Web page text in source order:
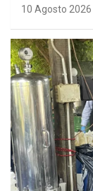
10 Agosto 2026